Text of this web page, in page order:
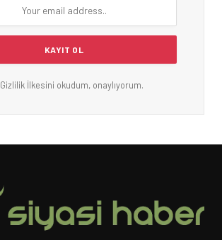
Gizlilik İlkesini okudum, onaylıyorum.